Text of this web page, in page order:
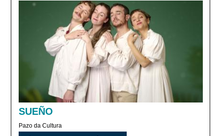
SUEÑO
Pazo da Cultura